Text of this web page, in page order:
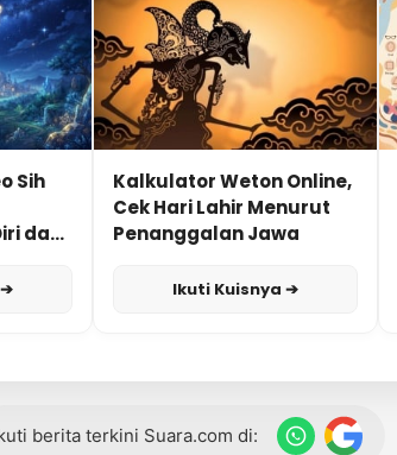
Sih
dan
Kalkulator Weton Online,
Cek Hari Lahir Menurut
Penanggalan Jawa
Ikuti Kuisnya ➔
berita terkini Suara.com di: